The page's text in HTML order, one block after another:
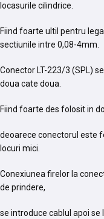
locasurile cilindrice.
Fiind foarte ultil pentru
sectiunile intre 0,08-4mm.
Conector LT-223/3 (SPL)
doua cate doua.
Fiind foarte des folosit in
deoarece conectorul este
locuri mici.
Conexiunea firelor la
de prindere,
se introduce cablul apoi